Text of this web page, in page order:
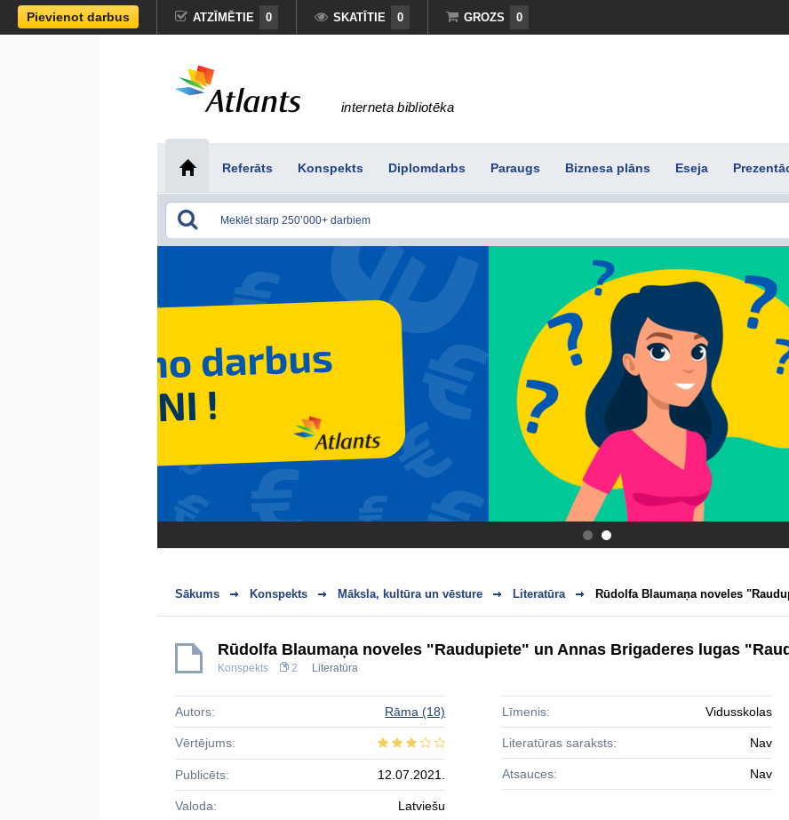
Pievienot darbus ATZĪMĒTIE 0 SKATĪTIE 0 GROZS 0
interneta bibliotēka
Referāts Konspekts Diplomdarbs Paraugs Biznesa plāns Eseja
.
Sākums Konspekts Māksla, kultūra un vēsture Literatūra Rūdolfa Blaumaņa noveles
Rūdolfa Blaumaņa noveles "Raudupiete" un Annas Brigaderes lugas
Konspekts 2 Literatūra
Autors: Rāma (18)
Vērtējums:
Publicēts: 12.07.2021.
Valoda: Latviešu
Līmenis: Vidusskolas
Literatūras saraksts: Nav
Atsauces: Nav